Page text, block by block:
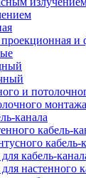
и
монтажа
канала
кабель-
кабель-
кабель-
настенного